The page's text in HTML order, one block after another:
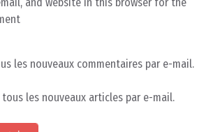
les nouveaux commentaires par e-mail.
tous les nouveaux articles par e-mail.